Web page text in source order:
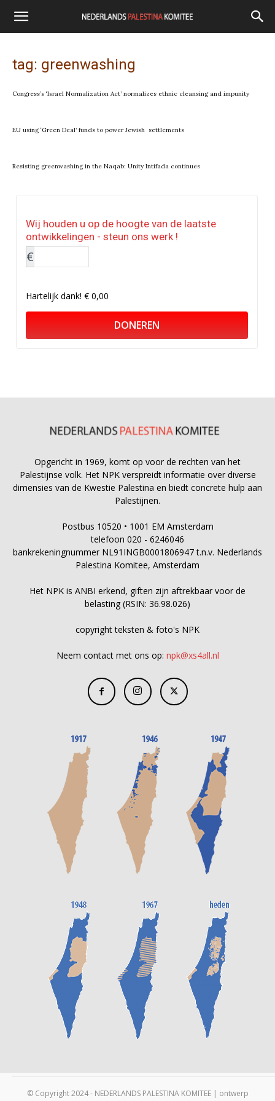
tag: greenwashing
Congress’s ‘Israel Normalization Act’ normalizes ethnic cleansing and impunity
EU using ‘Green Deal’ funds to power Jewish settlements
Resisting greenwashing in the Naqab: Unity Intifada continues
Wij houden u op de hoogte van de laatste
ontwikkelingen - steun ons werk !
€
Hartelijk dank!€ 0,00
DONEREN
Opgericht in 1969, komt op voor de rechten van het
Palestijnse volk. Het NPK verspreidt informatie over diverse
dimensies van de Kwestie Palestina en biedt concrete hulp aan
Palestijnen.
Postbus 10520 • 1001 EM Amsterdam
telefoon 020 - 6246046
bankrekeningnummer NL91INGB0001806947 t.n.v. Nederlands
Palestina Komitee, Amsterdam
Het NPK is ANBI erkend, giften zijn aftrekbaar voor de
belasting (RSIN: 36.98.026)
copyright teksten & foto's NPK
Neem contact met ons op: npk@xs4all.nl
© Copyright 2024 - NEDERLANDS PALESTINA KOMITEE | ontwerp